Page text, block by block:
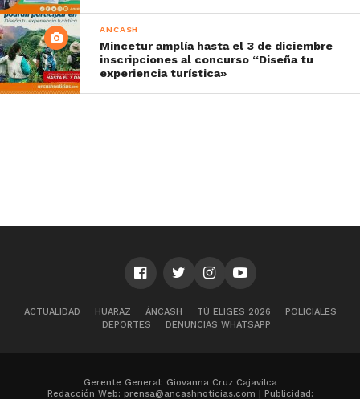
ÁNCASH
Mincetur amplía hasta el 3 de diciembre
inscripciones al concurso “Diseña tu
experiencia turística»
ACTUALIDAD HUARAZ ÁNCASH TÚ ELIGES 2026
POLICIALES
DEPORTES
DENUNCIAS WHATSAPP
Gerente General: Giovanna Cruz Cajavilca
Redacción Web: prensa@ancashnoticias.com | Publicidad: